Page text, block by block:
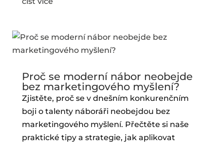
Proč se moderní nábor neobejde
bez marketingového myšlení?
Zjistěte, proč se v dnešním konkurenčním
boji o talenty náboráři neobejdou bez
marketingového myšlení. Přečtěte si naše
praktické tipy a strategie, jak aplikovat